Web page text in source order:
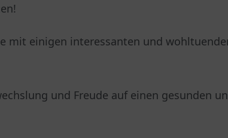
mit einigen interessanten und
und Freude auf einen gesunden